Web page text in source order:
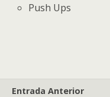
Push Ups
Entrada Anterior